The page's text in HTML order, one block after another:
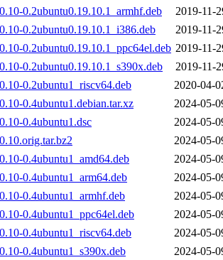
0.2ubuntu0.19.10.1_armhf.deb
2019-11-
0.2ubuntu0.19.10.1_i386.deb
2019-11-
0.2ubuntu0.19.10.1_ppc64el.deb 2019-11-
0.2ubuntu0.19.10.1_s390x.deb
2019-11-
0.2ubuntu1_riscv64.deb
2020-04-
0.4ubuntu1.debian.tar.xz
2024-05-
0.4ubuntu1.dsc
2024-05-
2024-05-
0.4ubuntu1_amd64.deb
2024-05-
0.4ubuntu1_arm64.deb
2024-05-
0.4ubuntu1_armhf.deb
2024-05-
0.4ubuntu1_ppc64el.deb
2024-05-
0.4ubuntu1_riscv64.deb
2024-05-
0.4ubuntu1_s390x.deb
2024-05-